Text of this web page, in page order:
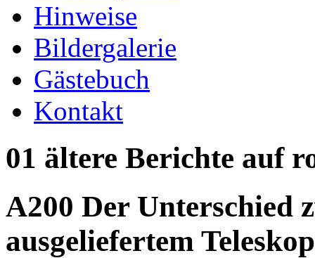
Hinweise
Bildergalerie
Gästebuch
Kontakt
01 ältere Berichte auf
A200 Der Unterschied
ausgeliefertem